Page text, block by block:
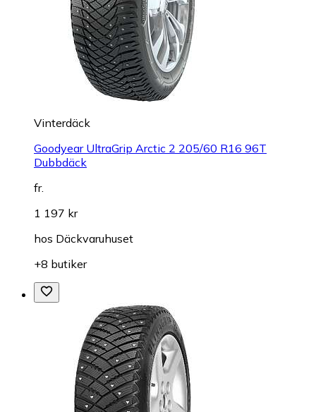
Vinterdäck
Goodyear UltraGrip Arctic 2 205/60 R16 96T
Dubbdäck
fr.
1 197 kr
hos Däckvaruhuset
+8 butiker